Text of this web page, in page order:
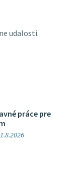
udalosti.
práce pre